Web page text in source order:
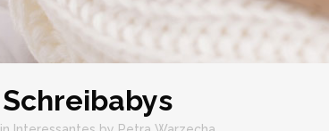
Schreibabys